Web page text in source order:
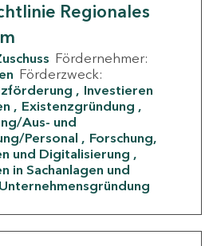
Regionales
Fördernehmer:
Förderzweck:
Investieren
Existenzgründung
Aus- und
Personal
Forschung,
und Digitalisierung
in Sachanlagen und
Unternehmensgründung